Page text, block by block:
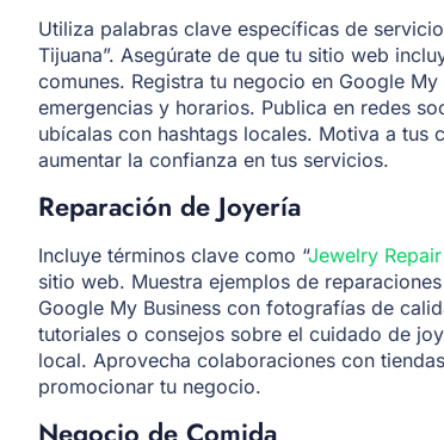
Utiliza palabras clave específicas de
Tijuana”. Asegúrate de que tu sitio web
comunes. Registra tu negocio en Google
emergencias y horarios. Publica en redes
ubícalas con hashtags locales. Motiva a tus
aumentar la confianza en tus servicios.
Reparación de Joyería
Incluye términos clave como “Jewelry
sitio web. Muestra ejemplos de
Google My Business con fotografías de
tutoriales o consejos sobre el cuidado de
local. Aprovecha colaboraciones con
promocionar tu negocio.